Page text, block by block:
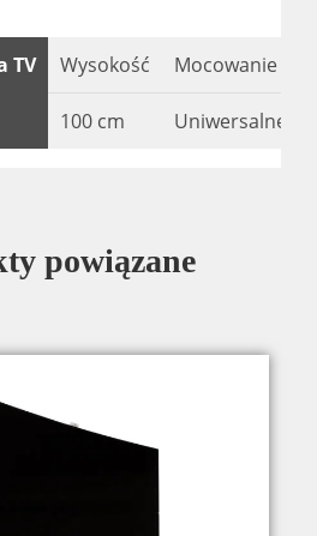
TV Wysokość
100 cm
Mocowanie
Uniwersalne
powiązane